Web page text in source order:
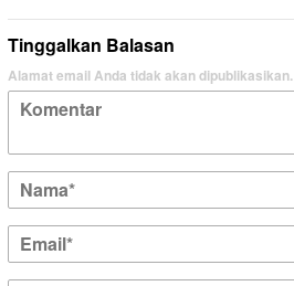
Tinggalkan Balasan
Alamat email Anda tidak akan dipublikasikan.